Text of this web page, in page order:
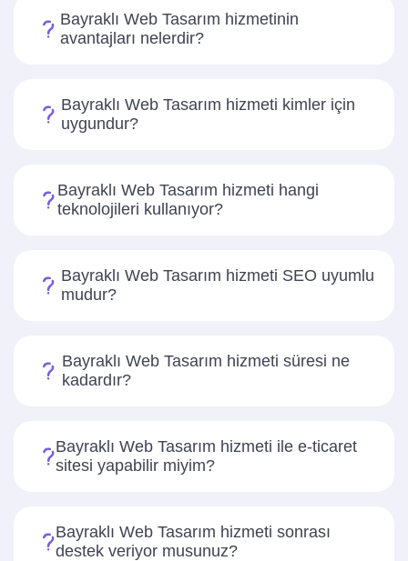
Bayraklı Web Tasarım hizmetinin
avantajları nelerdir?
Bayraklı Web Tasarım hizmeti kimler için
uygundur?
Bayraklı Web Tasarım hizmeti hangi
teknolojileri kullanıyor?
Bayraklı Web Tasarım hizmeti SEO uyumlu
mudur?
Bayraklı Web Tasarım hizmeti süresi ne
kadardır?
Bayraklı Web Tasarım hizmeti ile e-ticaret
sitesi yapabilir miyim?
Bayraklı Web Tasarım hizmeti sonrası
destek veriyor musunuz?